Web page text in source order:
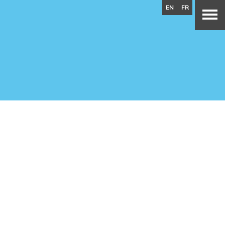
EN FR